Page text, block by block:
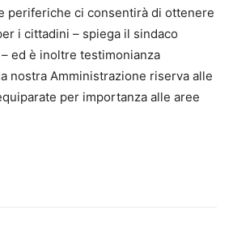
periferiche ci consentirà di ottenere
i cittadini – spiega il sindaco
ed è inoltre testimonianza
nostra Amministrazione riserva alle
per importanza alle aree